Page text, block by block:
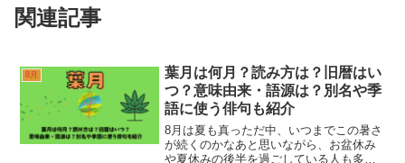
関連記事
8月
葉月は何月？読み方は？旧暦はい
つ？意味由来・語源は？別名や季
語に使う俳句も紹介
8月は夏も真っただ中、いつまでこの暑さ
が続くのかなあと思いながら、お盆休み
や夏休みの後半を過ごしている人も多い